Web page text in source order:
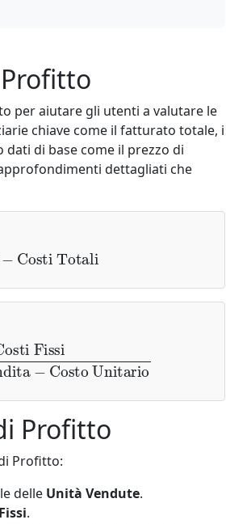
per aiutare gli utenti a valutare le
chiave come il fatturato totale, i
di base come il prezzo di
dettagliati che
Costi Totali
Vendita
Profitto
Profitto:
delle Unità Vendute.
.